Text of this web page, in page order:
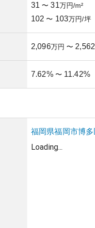
31 〜 31万円/m²
102 〜 103万円/坪
2,096万円 〜 2,562
7.62% 〜 11.42%
福岡県福岡市博
Loading...